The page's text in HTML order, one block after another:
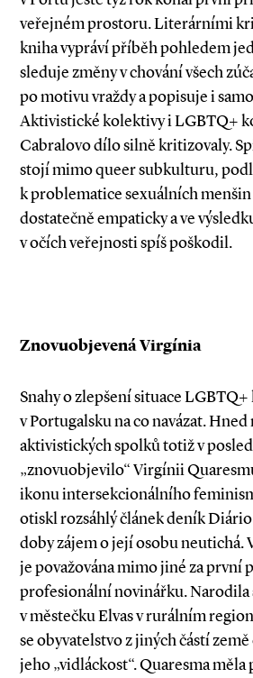
veřejném prostoru. Literárními
kniha vypráví příběh pohledem
sleduje změny v chování všech
po motivu vraždy a popisuje i
Aktivistické kolektivy i LGBTQ+
Cabralovo dílo silně kritizovaly.
stojí mimo queer subkulturu,
k problematice sexuálních
dostatečně empaticky a ve
v očích veřejnosti spíš poškodil.
Znovuobjevená Virgínia
Snahy o zlepšení situace
v Portugalsku na co navázat.
aktivistických spolků totiž v
„znovuobjevilo“ Virgínii
ikonu intersekcionálního
otiskl rozsáhlý článek deník
doby zájem o její osobu neutichá.
je považována mimo jiné za první
profesionální novinářku. Narodila
v městečku Elvas v rurálním
se obyvatelstvo z jiných částí
jeho „vidláckost“. Quaresma měla